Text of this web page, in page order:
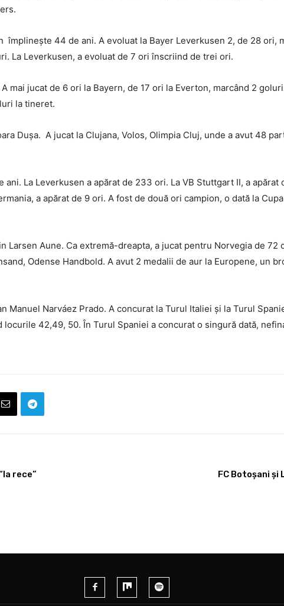
împlinește 44 de ani. A evoluat la Bayer Leverkusen 2, de 28 ori,
La Leverkusen, a evoluat de 7 ori înscriind de trei ori.
mai jucat de 6 ori la Bayern, de 17 ori la Everton, marcând 2
la tineret.
Dușa. A jucat la Clujana, Volos, Olimpia Cluj, unde a avut 48
La Leverkusen a apărat de 233 ori. La VB Stuttgart II, a apărat
a apărat de 9 ori. A fost de două ori campion, o dată la
Larsen Aune. Ca extremă-dreapta, a jucat pentru Norvegia de 72
Odense Handbold. A avut 2 medalii de aur la Europene, un
Manuel Narváez Prado. A concurat la Turul Italiei și la Turul
42,49, 50. În Turul Spaniei a concurat o singură dată,
rece” FC Botoșani